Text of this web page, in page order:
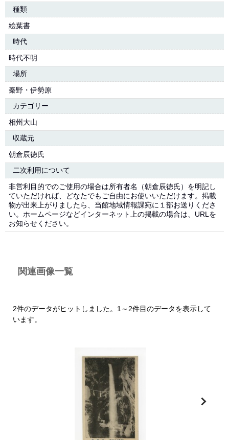
種類
絵葉書
時代
時代不明
場所
秦野・伊勢原
カテゴリー
相州大山
収蔵元
朝倉辰徳氏
二次利用について
非営利目的でのご使用の場合は所有者名（朝倉辰徳氏）を明記し
ていただければ、どなたでもご自由にお使いいただけます。掲載
物が出来上がりましたら、当館地域情報課宛に１部お送りくださ
い。ホームページなどインターネット上の掲載の場合は、URLを
お知らせください。
関連画像一覧
2件のデータがヒットしました。1～2件目のデータを表示して
います。